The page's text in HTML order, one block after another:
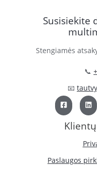
Susisiekite
Stengiamės
📞
📧
Paslaugos